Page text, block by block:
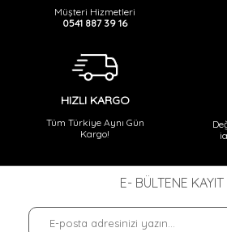
Müşteri Hizmetleri
0541 887 39 16
HIZLI KARGO
Tüm Türkiye Aynı Gün
Kargo!
E- BÜLTENE